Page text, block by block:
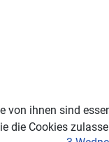
von ihnen sind
die Cookies